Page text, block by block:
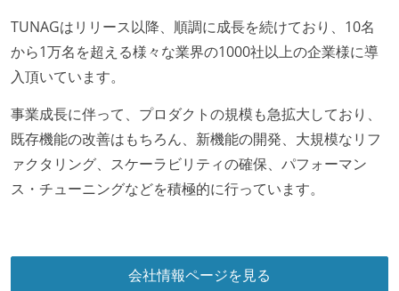
ある
入社時には、各自希望のスペックの PC やディスプレ
イが支給される
ストックオプションまたは自社株購入支援制度がある
TUNAGはリリース以降、順調に成長を続けており、10名
から1万名を超える様々な業界の1000社以上の企業様に導
入頂いています。
事業成長に伴って、プロダクトの規模も急拡大しており、
既存機能の改善はもちろん、新機能の開発、大規模なリフ
ァクタリング、スケーラビリティの確保、パフォーマン
ス・チューニングなどを積極的に行っています。
会社情報ページを見る